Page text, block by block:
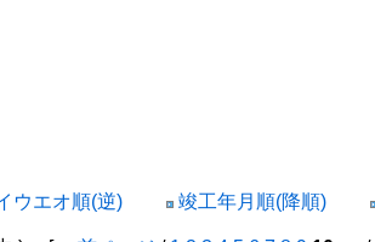
ウエオ順(逆) 竣工年月順(降順)